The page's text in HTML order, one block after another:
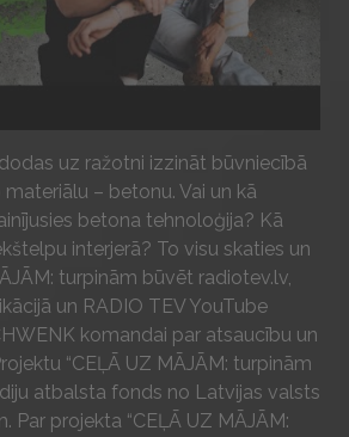
uz ražotni izzināt būvniecībā
– betonu. Vai un kā
betona tehnoloģija? Kā
interjerā? To visu skaties un
turpinām būvēt radiotev.lv,
un RADIO TEV YouTube
komandai par atsaucību un
“CEĻĀ UZ MĀJĀM: turpinām
atbalsta fonds no Latvijas valsts
Par projekta “CEĻĀ UZ MĀJĀM: